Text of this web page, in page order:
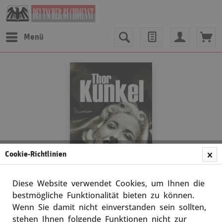
Menü
Thor Kunkel
Cookie-Richtlinien
Diese Website verwendet Cookies, um Ihnen die
bestmögliche Funktionalität bieten zu können.
Wenn Sie damit nicht einverstanden sein sollten,
stehen Ihnen folgende Funktionen nicht zur